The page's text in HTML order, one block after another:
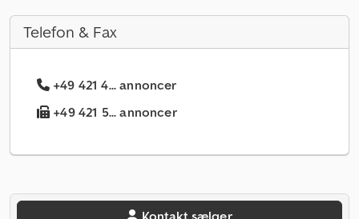
Telefon & Fax
+49 421 4... annoncer
+49 421 5... annoncer